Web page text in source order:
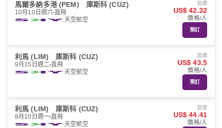
馬爾多納多港 (PEM) 庫斯科 (CUZ)
10月10日週六 直飛
天空航空
起價
US$ 42.32
價格/人
預訂
利馬 (LIM) 庫斯科 (CUZ)
9月15日週二 直飛
天空航空
起價
US$ 43.5
價格/人
預訂
利馬 (LIM) 庫斯科 (CUZ)
8月10日週一 直飛
天空航空
起價
US$ 44.41
價格/人